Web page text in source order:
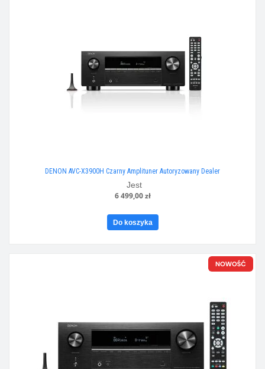
DENON AVC-X3900H Czarny Amplituner Autoryzowany Dealer
Jest
6 499,00 zł
Do koszyka